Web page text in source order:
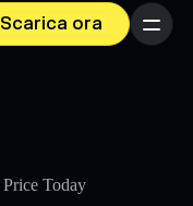
Scarica ora Menu
Price Today